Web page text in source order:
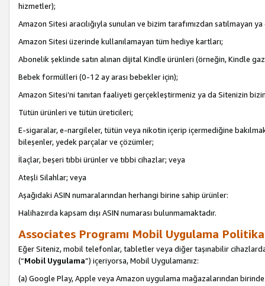
hizmetler);
Amazon Sitesi aracılığıyla sunulan ve bizim tarafımızdan satılmayan
Amazon Sitesi üzerinde kullanılamayan tüm hediye kartları;
Abonelik şeklinde satın alınan dijital Kindle ürünleri (örneğin, Kindle
Bebek formülleri (0-12 ay arası bebekler için);
Amazon Sitesi’ni tanıtan faaliyeti gerçekleştirmeniz ya da Sitenizin
Tütün ürünleri ve tütün üreticileri;
E-sigaralar, e-nargileler, tütün veya nikotin içerip içermediğine
bileşenler, yedek parçalar ve çözümler;
İlaçlar, beşeri tıbbi ürünler ve tıbbi cihazlar; veya
Ateşli Silahlar; veya
Aşağıdaki ASIN numaralarından herhangi birine sahip ürünler:
Halihazırda kapsam dışı ASIN numarası bulunmamaktadır.
Associates Programı Mobil Uygulama
Eğer Siteniz, mobil telefonlar, tabletler veya diğer taşınabilir
(“Mobil Uygulama”) içeriyorsa, Mobil Uygulamanız:
(a) Google Play, Apple veya Amazon uygulama mağazalarından birinde